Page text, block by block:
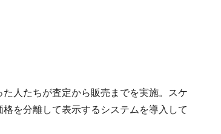
人たちが査定から販売までを実施。スケ
を分離して表示するシステムを導入して